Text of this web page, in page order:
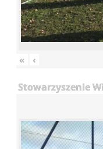
« ‹
Stowarzyszenie